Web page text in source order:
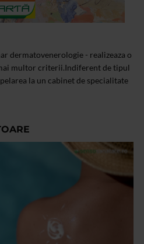
dermatovenerologie - realizeaza o
multor criterii.Indiferent de tipul
la un cabinet de specialitate